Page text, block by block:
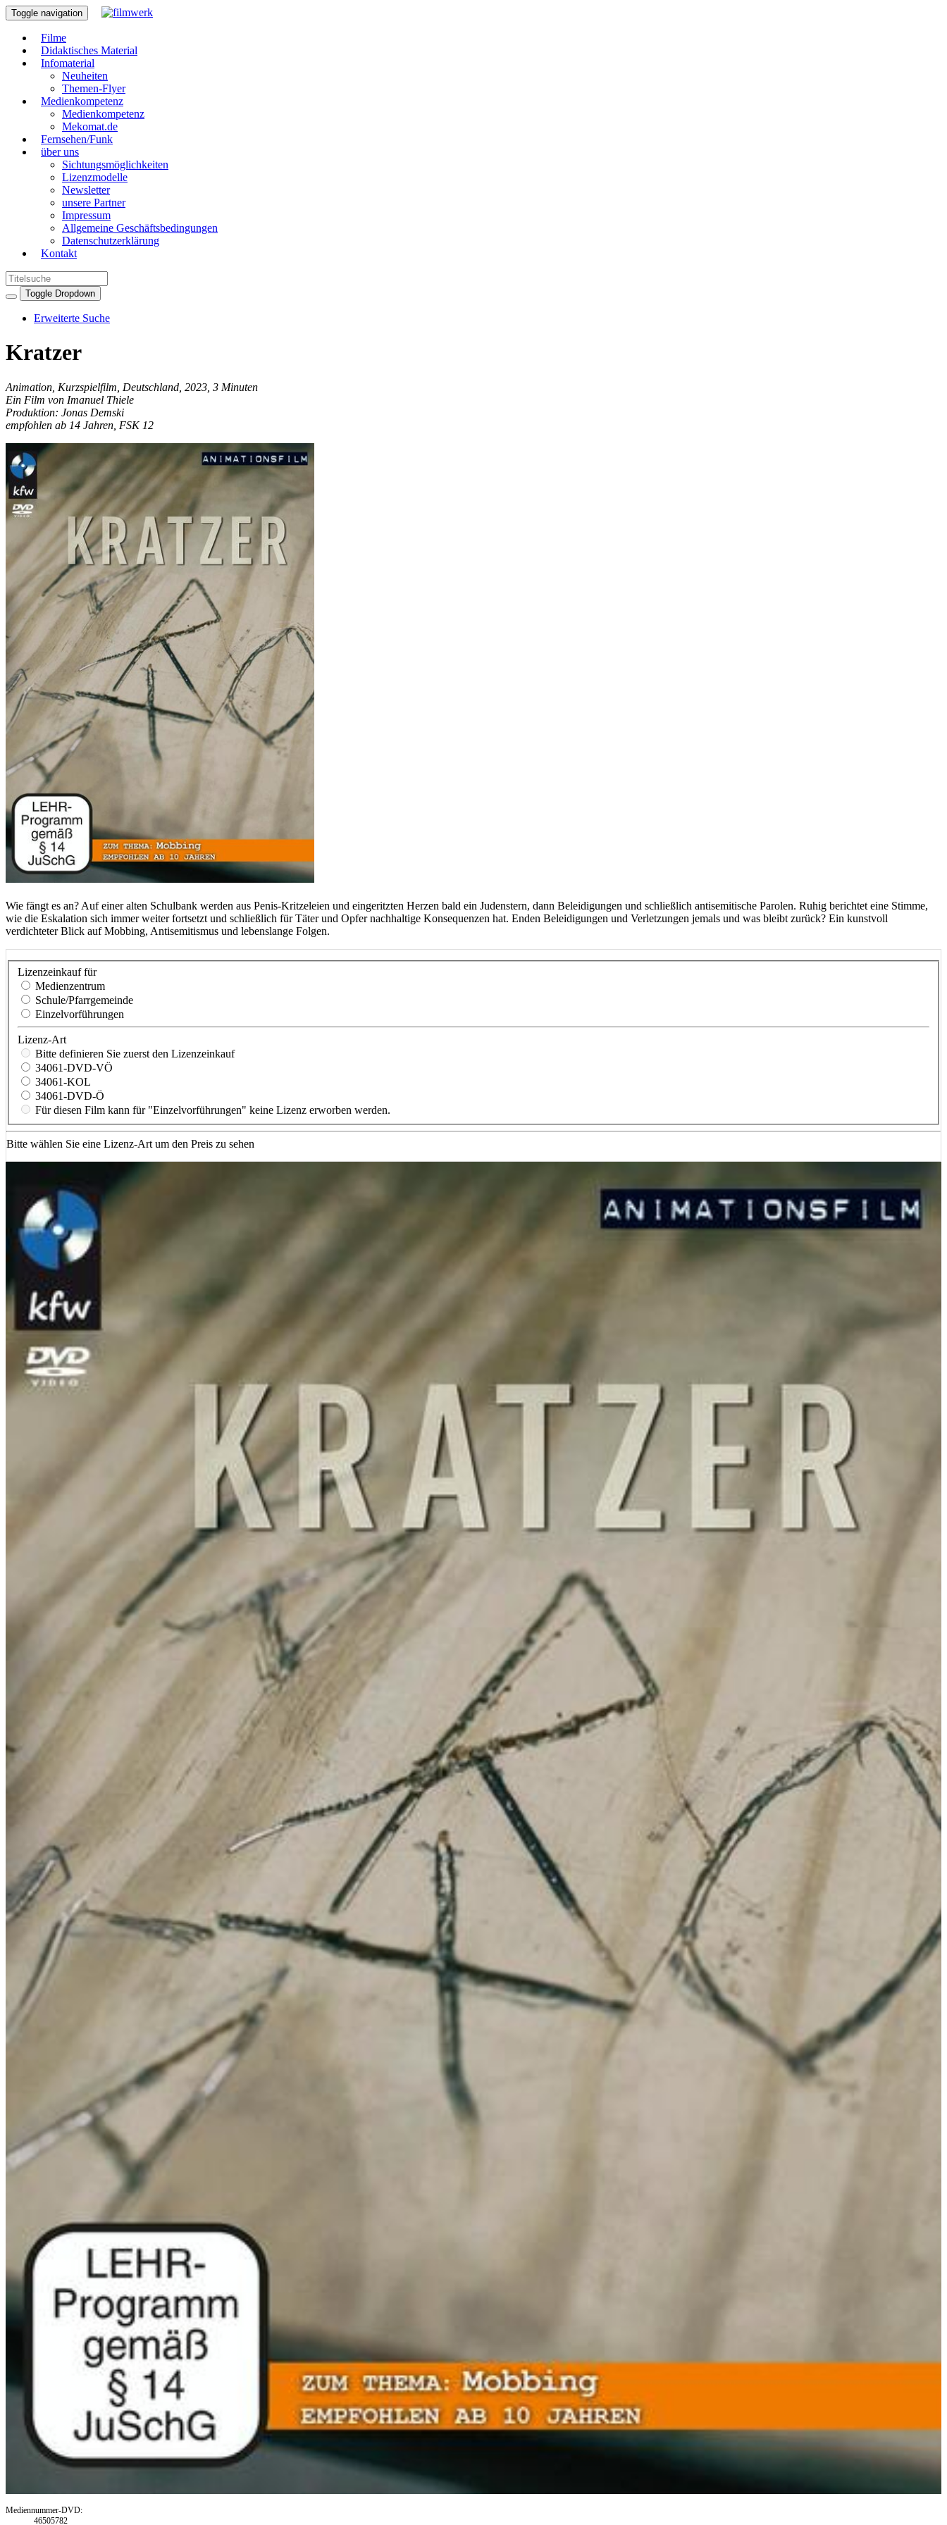
Toggle navigation
Filme
Didaktisches Material
Infomaterial
Neuheiten
Themen-Flyer
Medienkompetenz
Medienkompetenz
Mekomat.de
Fernsehen/Funk
über uns
Sichtungsmöglichkeiten
Lizenzmodelle
Newsletter
unsere Partner
Impressum
Allgemeine Geschäftsbedingungen
Datenschutzerklärung
Kontakt
Toggle Dropdown
Erweiterte Suche
Kratzer
Animation, Kurzspielfilm, Deutschland, 2023, 3 Minuten
Ein Film von Imanuel Thiele
Produktion: Jonas Demski
empfohlen ab 14 Jahren, FSK 12
Wie fängt es an? Auf einer alten Schulbank werden aus Penis-Kritzeleien und eingeritzten Herzen bald ein Judenstern, dann Beleidigungen und schließlich antisemitische Parolen. Ruhig berichtet eine Stimme,
wie die Eskalation sich immer weiter fortsetzt und schließlich für Täter und Opfer nachhaltige Konsequenzen hat. Enden Beleidigungen und Verletzungen jemals und was bleibt zurück? Ein kunstvoll
verdichteter Blick auf Mobbing, Antisemitismus und lebenslange Folgen.
Lizenzeinkauf für
Medienzentrum
Schule/Pfarrgemeinde
Einzelvorführungen
Lizenz-Art
Bitte definieren Sie zuerst den Lizenzeinkauf
34061-DVD-VÖ
34061-KOL
34061-DVD-Ö
Für diesen Film kann für "Einzelvorführungen" keine Lizenz erworben werden.
Bitte wählen Sie eine Lizenz-Art um den Preis zu sehen
Mediennummer-DVD:
46505782